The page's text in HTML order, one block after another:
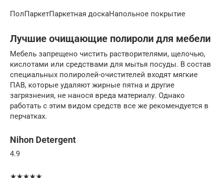
ПолПаркетПаркетная доскаНапольное покрытие
Лучшие очищающие полироли для мебели
Мебель запрещено чистить растворителями, щелочью,
кислотами или средствами для мытья посуды. В состав
специальных полиролей-очистителей входят мягкие
ПАВ, которые удаляют жирные пятна и другие
загрязнения, не нанося вреда материалу. Однако
работать с этим видом средств все же рекомендуется в
перчатках.
Nihon Detergent
4.9